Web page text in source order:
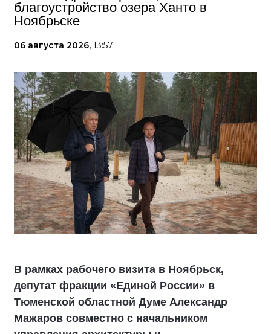
благоустройство озера Ханто в
Ноябрьске
06 августа 2026, 13:57
В рамках рабочего визита в Ноябрьск,
депутат фракции «Единой России» в
Тюменской областной Думе Александр
Мажаров совместно с начальником